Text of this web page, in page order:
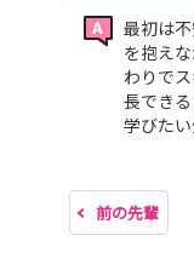
最初は
を抱え
わりで
長でき
学びた
前の先輩